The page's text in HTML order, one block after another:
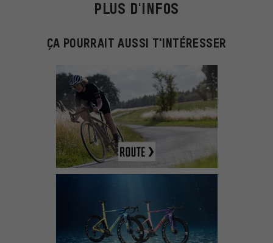
PLUS D'INFOS
ÇA POURRAIT AUSSI T'INTÉRESSER